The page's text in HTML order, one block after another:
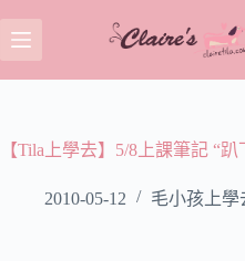
至
主
容【Tila上學去】5/8上課筆記 “
2010-05-12 毛小孩上學